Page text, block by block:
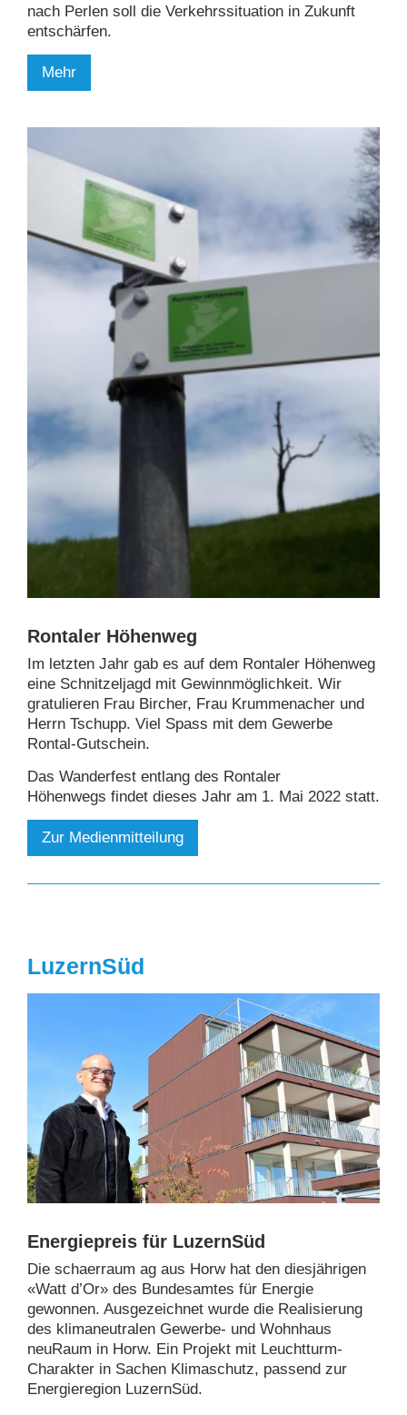
nach Perlen soll die Verkehrssituation in Zukunft
entschärfen.
Mehr
Rontaler Höhenweg
Im letzten Jahr gab es auf dem Rontaler Höhenweg
eine Schnitzeljagd mit Gewinnmöglichkeit. Wir
gratulieren Frau Bircher, Frau Krummenacher und
Herrn Tschupp. Viel Spass mit dem Gewerbe
Rontal-Gutschein.
Das Wanderfest entlang des Rontaler
Höhenwegs findet dieses Jahr am 1. Mai 2022 statt.
Zur Medienmitteilung
LuzernSüd
Energiepreis für LuzernSüd
Die schaerraum ag aus Horw hat den diesjährigen
«Watt d’Or» des Bundesamtes für Energie
gewonnen. Ausgezeichnet wurde die Realisierung
des klimaneutralen Gewerbe- und Wohnhaus
neuRaum in Horw. Ein Projekt mit Leuchtturm-
Charakter in Sachen Klimaschutz, passend zur
Energieregion LuzernSüd.